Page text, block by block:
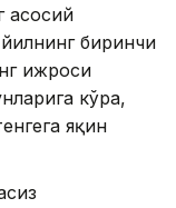
асосий
биринчи
ижроси
кўра,
яқин